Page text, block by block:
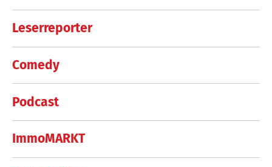
Leserreporter
Comedy
Podcast
ImmoMARKT